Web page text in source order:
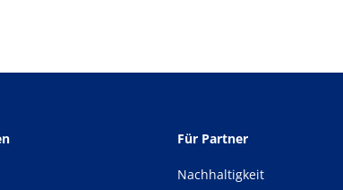
Für Partner
Nachhaltigkeit